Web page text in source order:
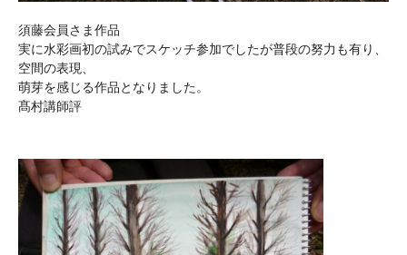
須藤会員さま作品
実に水彩画初の試みでスケッチ参加でしたが普段の努力も有り、
空間の表現、
萌芽を感じる作品となりました。
髙村講師評